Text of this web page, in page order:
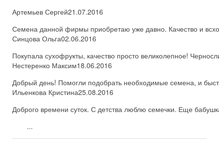
Артемьев Сергей21.07.2016
Семена данной фирмы приобретаю уже давно. Качество и
Синцова Ольга02.06.2016
Покупала сухофрукты, качество просто великолепное!
Нестеренко Максим18.06.2016
Добрый день! Помогли подобрать необходимые семена, и
Ильенкова Кристина25.08.2016
Доброго времени суток. С детства люблю семечки. Еще
...